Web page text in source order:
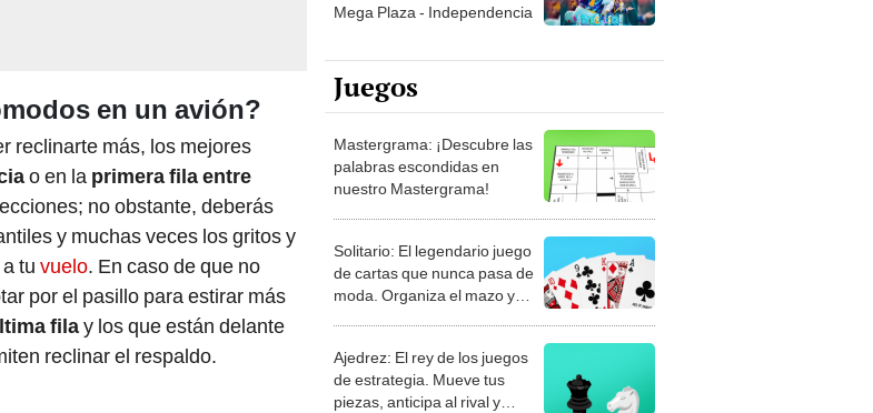
en un avión?
reclinarte más, los mejores
o en la primera fila entre
no obstante, deberás
y muchas veces los gritos y
tu vuelo. En caso de que no
por el pasillo para estirar más
filay los que están delante
reclinar el respaldo.
Mega Plaza - Independencia
Juegos
Mastergrama: ¡Descubre las
palabras escondidas en
nuestro Mastergrama!
Solitario: El legendario juego
de cartas que nunca pasa de
moda. Organiza el mazo y
Ajedrez: El rey de los juegos
de estrategia. Mueve tus
piezas, anticipa al rival y